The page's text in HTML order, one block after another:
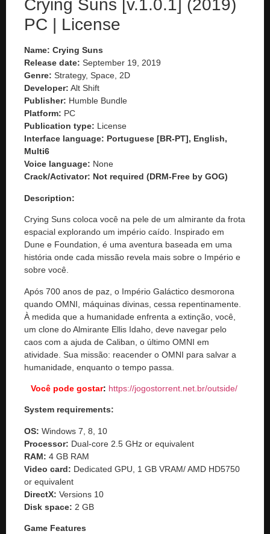
Crying Suns [v.1.0.1] (2019)
PC | License
Name: Crying Suns
Release date: September 19, 2019
Genre: Strategy, Space, 2D
Developer: Alt Shift
Publisher: Humble Bundle
Platform: PC
Publication type: License
Interface language: Portuguese [BR-PT], English,
Multi6
Voice language: None
Crack/Activator: Not required (DRM-Free by GOG)
Description:
Crying Suns coloca você na pele de um almirante da frota
espacial explorando um império caído. Inspirado em
Dune e Foundation, é uma aventura baseada em uma
história onde cada missão revela mais sobre o Império e
sobre você.
Após 700 anos de paz, o Império Galáctico desmorona
quando OMNI, máquinas divinas, cessa repentinamente.
À medida que a humanidade enfrenta a extinção, você,
um clone do Almirante Ellis Idaho, deve navegar pelo
caos com a ajuda de Caliban, o último OMNI em
atividade. Sua missão: reacender o OMNI para salvar a
humanidade, enquanto o tempo passa.
Você pode gostar: https://jogostorrent.net.br/outside/‎
System requirements:
OS: Windows 7, 8, 10
Processor: Dual-core 2.5 GHz or equivalent
RAM: 4 GB RAM
Video card: Dedicated GPU, 1 GB VRAM/ AMD HD5750
or equivalent
DirectX: Versions 10
Disk space: 2 GB
Game Features